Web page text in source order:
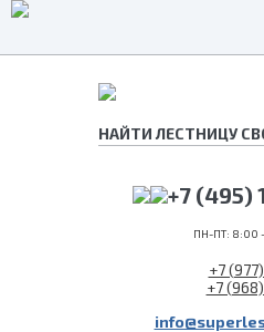
+7 (495)
ПН-ПТ: 8:00
+7
+7